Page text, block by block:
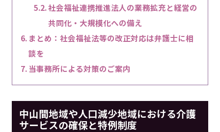
社会福祉連携推進法人の業務拡充と経営の
共同化・大規模化への備え
まとめ：社会福祉法等の改正対応は弁護士に相
談を
当事務所による対策のご案内
中山間地域や人口減少地域における介護
サービスの確保と特例制度